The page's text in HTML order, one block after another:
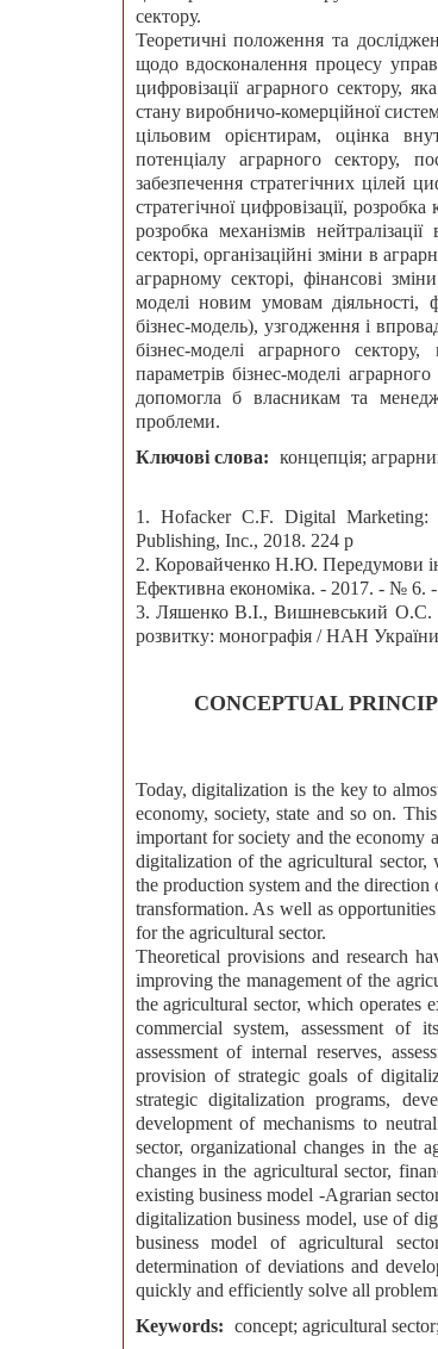
сектору.
Теоретичні положення та
щодо вдосконалення процесу
цифровізації аграрного сектору,
стану виробничо-комерційної
цільовим орієнтирам, оцінка
потенціалу аграрного сектору,
забезпечення стратегічних цілей
стратегічної цифровізації,
розробка механізмів
секторі, організаційні зміни в
аграрному секторі, фінансові
моделі новим умовам діяльності,
бізнес-модель), узгодження і
бізнес-моделі аграрного
параметрів бізнес-моделі
допомогла б власникам та
проблеми.
Ключові слова: концепція;
1. Hofacker C.F. Digital Marketing:
Publishing, Inc., 2018. 224 р
2. Коровайченко Н.Ю. Передумови
Ефективна економіка. - 2017. - № 6.
3. Ляшенко В.I., Вишневський О.С.
розвитку: монографія / НАН
CONCEPTUAL
Today, digitalization is the key to
economy, society, state and so on.
important for society and the
digitalization of the agricultural sector,
the production system and the
transformation. As well as
for the agricultural sector.
Theoretical provisions and research
improving the management of the
the agricultural sector, which operates
commercial system, assessment of
assessment of internal reserves,
provision of strategic goals of
strategic digitalization programs,
development of mechanisms to
sector, organizational changes in the
changes in the agricultural sector,
existing business model -Agrarian
digitalization business model, use of
business model of agricultural
determination of deviations and
quickly and efficiently solve all
Keywords: concept; agricultural